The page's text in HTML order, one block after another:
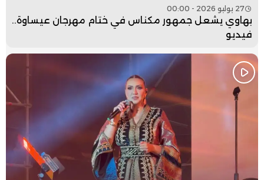
27 يوليو 2026 - 00:00
بهاوي يشعل جمهور مكناس في ختام مهرجان عيساوة..
فيديو